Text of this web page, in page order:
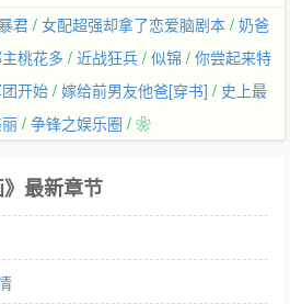
君 / 女配超强却拿了恋爱脑剧本 / 奶爸
桃花多 / 近战狂兵 / 似锦 / 你尝起来特
开始 / 嫁给前男友他爸[穿书] / 史上最
/ 争锋之娱乐圈 / ❀
》最新章节